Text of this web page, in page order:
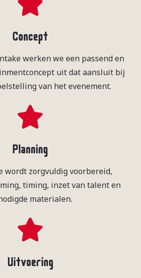
Concept
werken we een passend en
uit dat aansluit bij
van het evenement.
Planning
wordt zorgvuldig voorbereid,
timing, inzet van talent en
materialen.
Uitvoering